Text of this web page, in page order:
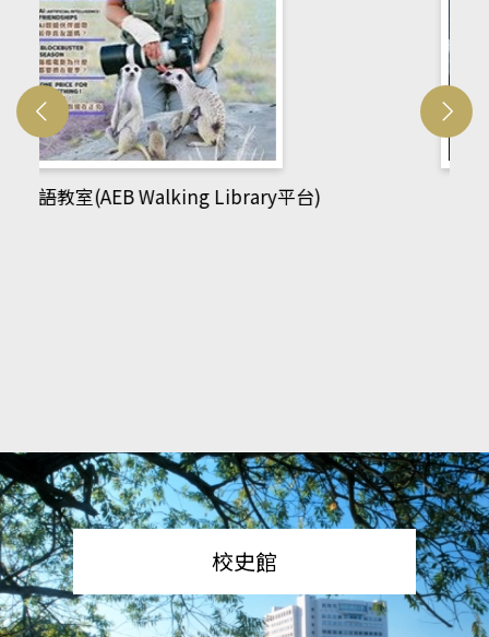
網管人(kono平台)
校史館